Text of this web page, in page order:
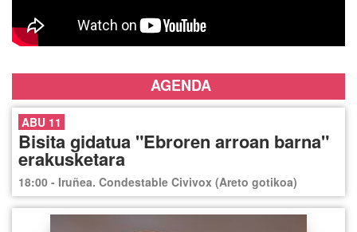
AGENDA
ABU 11
Bisita gidatua "Ebroren arroan barna"
erakusketara
18:00 - Iruñea. Condestable Civivox (Areto gotikoa)